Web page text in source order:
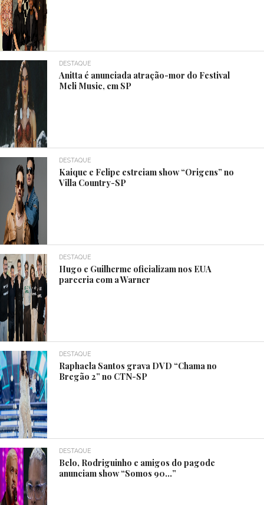
DESTAQUE
Anitta é anunciada atração-mor do Festival
Meli Music, em SP
DESTAQUE
Kaique e Felipe estreiam show “Origens” no
Villa Country-SP
DESTAQUE
Hugo e Guilherme oficializam nos EUA
parceria com a Warner
DESTAQUE
Raphaela Santos grava DVD “Chama no
Bregão 2” no CTN-SP
DESTAQUE
Belo, Rodriguinho e amigos do pagode
anunciam show “Somos 90…”